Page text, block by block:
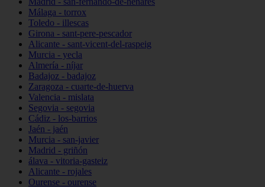
Málaga - torrox
Toledo - illescas
Girona - sant-pere-pescador
Alicante - sant-vicent-del-raspeig
Murcia - yecla
Almería - níjar
Badajoz - badajoz
Zaragoza - cuarte-de-huerva
Valencia - mislata
Segovia - segovia
Cádiz - los-barrios
Jaén - jaén
Murcia - san-javier
Madrid - griñón
álava - vitoria-gasteiz
Alicante - rojales
Ourense - ourense